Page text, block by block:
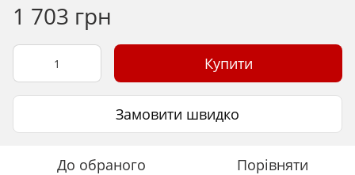
1 703 грн
Купити
Замовити швидко
До обраного Порівняти